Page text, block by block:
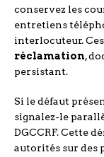
conservez les
entretiens
interlocuteur.
réclamation,
persistant.
Si le défaut
signalez-le
DGCCRF. Cette
autorités sur des